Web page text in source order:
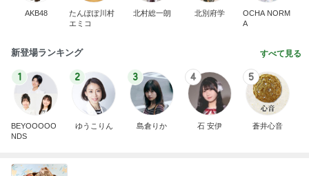
AKB48
たんぽぽ川村
エミコ
北村総一朗 北別府学
OCHA NORM
A
新登場ランキング すべて見る
1
BEYOOOOO
NDS
2
ゆうこりん
3
島倉りか
4
石 安伊
5
蒼井心音